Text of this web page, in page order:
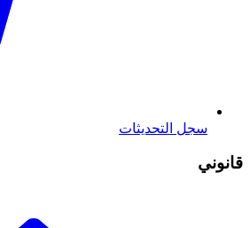
سجل التحديثات
قانوني